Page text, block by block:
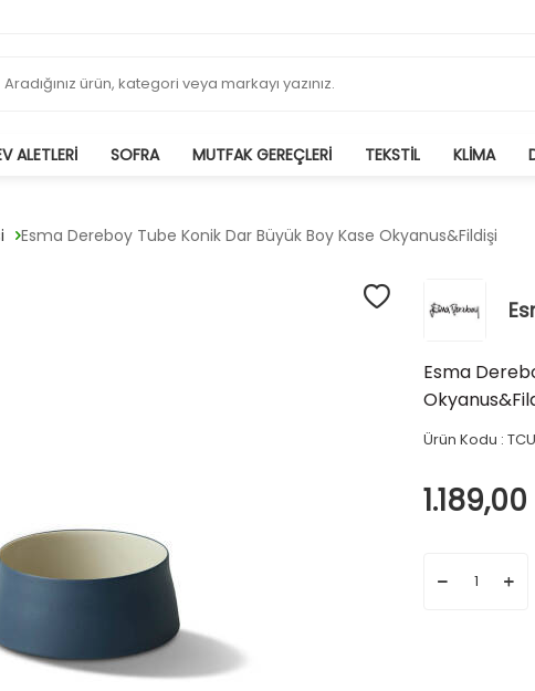
ALETLERI SOFRA MUTFAK GEREÇLERI TEKSTIL KLIMA
Esma Dereboy Tube Konik Dar Büyük Boy Kase Okyanus&Fildişi
Esma
Ürün Kodu :
1.189,00